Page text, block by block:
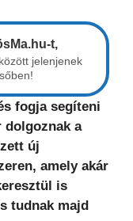
t,
jelenjenek
fogja segíteni
dolgoznak a
új
amely akár
is
tudnak majd